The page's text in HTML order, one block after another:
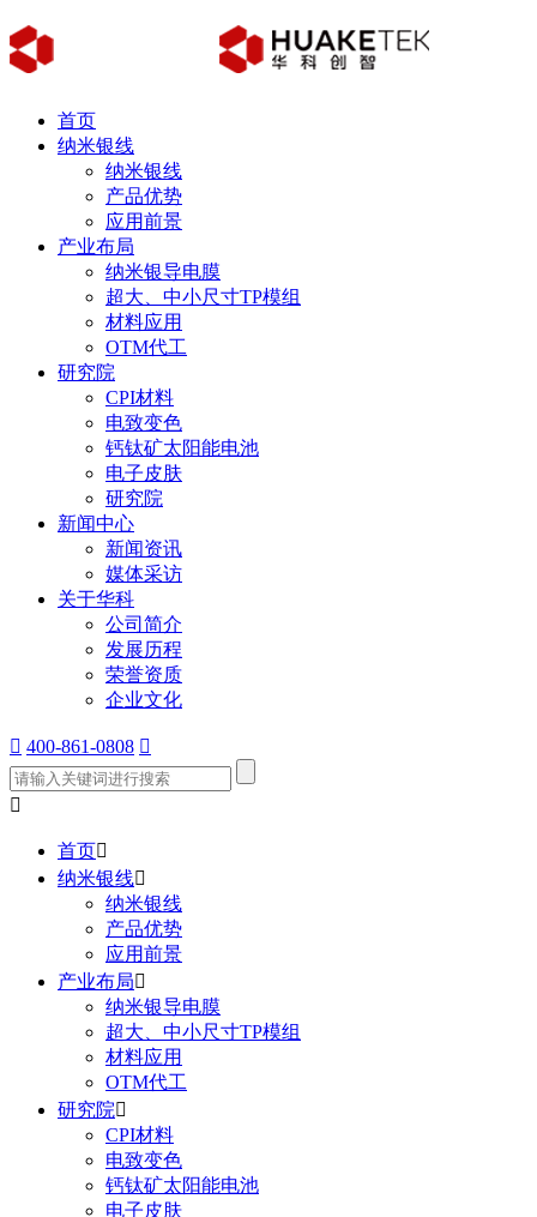
首页
纳米银线
纳米银线
产品优势
应用前景
产业布局
纳米银导电膜
超大、中小尺寸TP模组
材料应用
OTM代工
研究院
CPI材料
电致变色
钙钛矿太阳能电池
电子皮肤
研究院
新闻中心
新闻资讯
媒体采访
关于华科
公司简介
发展历程
荣誉资质
企业文化
 400-861-0808 

首页
纳米银线
纳米银线
产品优势
应用前景
产业布局
纳米银导电膜
超大、中小尺寸TP模组
材料应用
OTM代工
研究院
CPI材料
电致变色
钙钛矿太阳能电池
电子皮肤